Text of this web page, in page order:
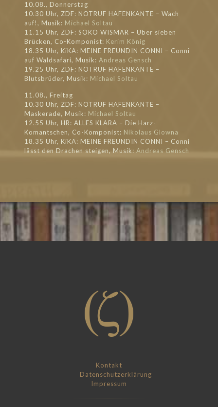
10.08., Donnerstag
10.30 Uhr, ZDF: NOTRUF HAFENKANTE – Wach
auf!, Musik: Michael Soltau
11.15 Uhr, ZDF: SOKO WISMAR – Über sieben
Brücken, Co-Komponist: Kerim König
18.35 Uhr, KiKA: MEINE FREUNDIN CONNI – Conni
auf Waldsafari, Musik: Andreas Gensch
19.25 Uhr, ZDF: NOTRUF HAFENKANTE –
Blutsbrüder, Musik: Michael Soltau
11.08., Freitag
10.30 Uhr, ZDF: NOTRUF HAFENKANTE –
Maskerade, Musik: Michael Soltau
12.55 Uhr, HR: ALLES KLARA – Die Harz-
Komantschen, Co-Komponist: Nikolaus Glowna
18.35 Uhr, KiKA: MEINE FREUNDIN CONNI – Conni
lässt den Drachen steigen, Musik: Andreas Gensch
Kontakt
Datenschutzerklärung
Impressum